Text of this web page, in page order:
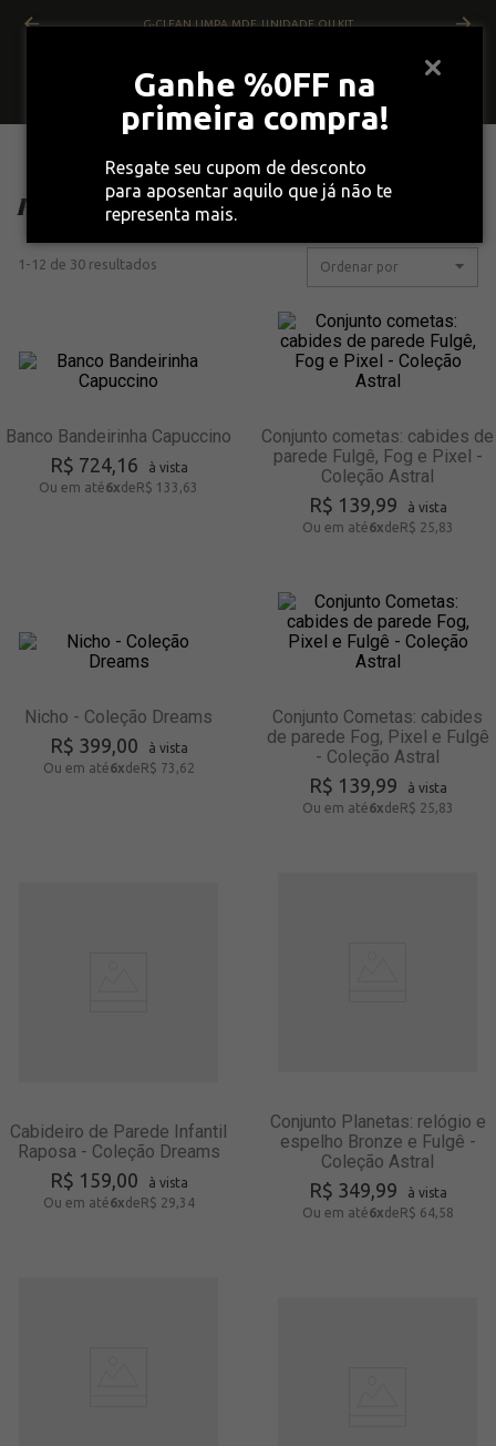
Ganhe %0FF na
primeira compra!
Resgate seu cupom de desconto
para aposentar aquilo que já não te
representa mais.
G-CLEAN LIMPA MDF, UNIDADE OU KIT
Filtrar
1 - 12 de 30 resultados Ordenar por
Banco Bandeirinha Capuccino
R$ 724,16
à vista
Ou em até6xdeR$ 133,63
Conjunto cometas: cabides de
parede Fulgê, Fog e Pixel -
Coleção Astral
R$ 139,99
à vista
Ou em até6xdeR$ 25,83
Nicho - Coleção Dreams
R$ 399,00
à vista
Ou em até6xdeR$ 73,62
Conjunto Cometas: cabides
de parede Fog, Pixel e Fulgê
- Coleção Astral
R$ 139,99
à vista
Ou em até6xdeR$ 25,83
Cabideiro de Parede Infantil
Raposa - Coleção Dreams
R$ 159,00
à vista
Ou em até6xdeR$ 29,34
Conjunto Planetas: relógio e
espelho Bronze e Fulgê -
Coleção Astral
R$ 349,99
à vista
Ou em até6xdeR$ 64,58